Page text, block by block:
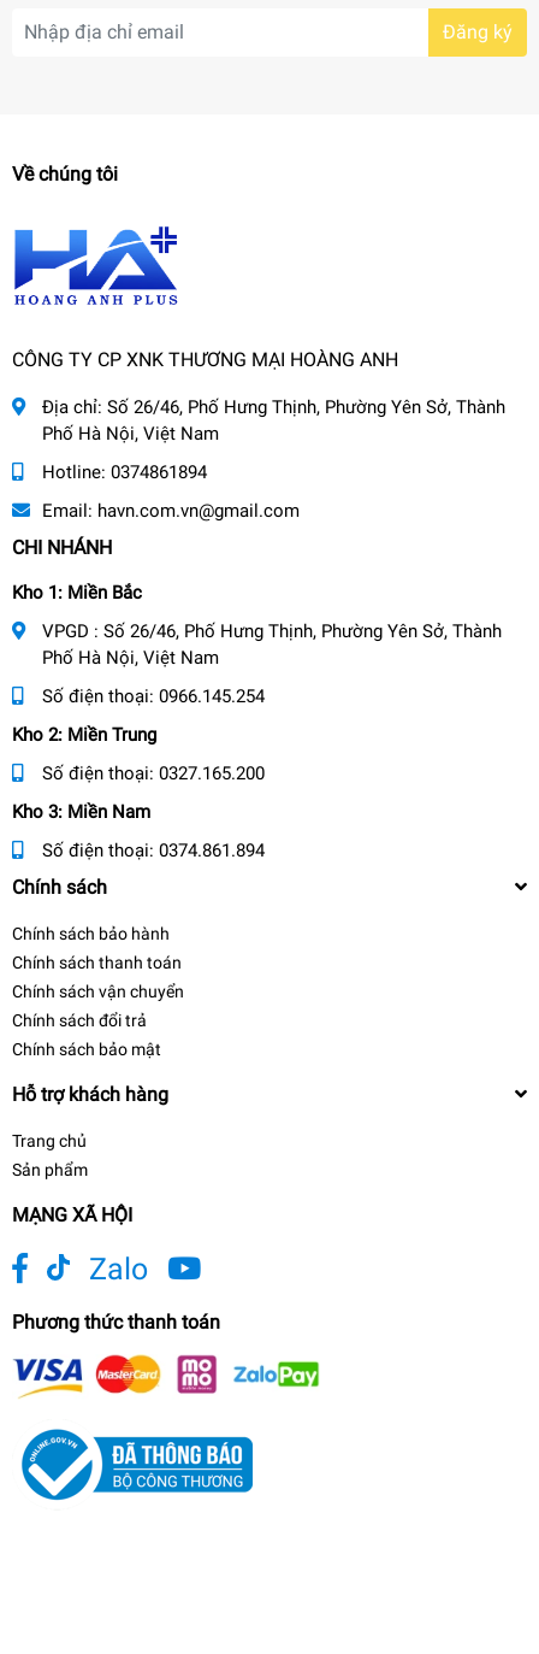
Đăng ký
Về chúng tôi
CÔNG TY CP XNK THƯƠNG MẠI HOÀNG ANH
Địa chỉ: Số 26/46, Phố Hưng Thịnh, Phường Yên Sở, Thành
Phố Hà Nội, Việt Nam
Hotline: 0374861894
Email: havn.com.vn@gmail.com
CHI NHÁNH
Kho 1: Miền Bắc
VPGD : Số 26/46, Phố Hưng Thịnh, Phường Yên Sở, Thành
Phố Hà Nội, Việt Nam
Số điện thoại: 0966.145.254
Kho 2: Miền Trung
Số điện thoại: 0327.165.200
Kho 3: Miền Nam
Số điện thoại: 0374.861.894
Chính sách
Chính sách bảo hành
Chính sách thanh toán
Chính sách vận chuyển
Chính sách đổi trả
Chính sách bảo mật
Hỗ trợ khách hàng
Trang chủ
Sản phẩm
MẠNG XÃ HỘI
Zalo
Phương thức thanh toán